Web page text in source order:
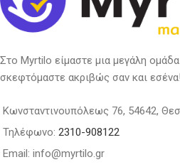
Στο Myrtilo είμαστε μια μεγάλη
σκεφτόμαστε ακριβώς σαν και εσένα!
Κωνσταντινουπόλεως 76, 54642,
Τηλέφωνο: 2310-908122
Email: info@myrtilo.gr